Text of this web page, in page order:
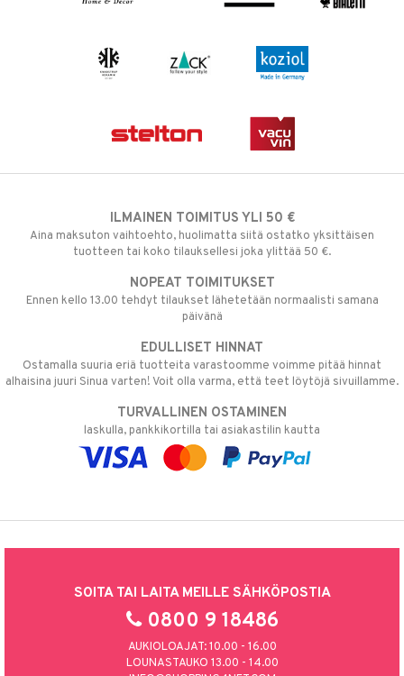
ILMAINEN TOIMITUS YLI 50 €
Aina maksuton vaihtoehto, huolimatta siitä ostatko yksittäisen
tuotteen tai koko tilauksellesi joka ylittää 50 €.
NOPEAT TOIMITUKSET
Ennen kello 13.00 tehdyt tilaukset lähetetään normaalisti samana
päivänä
EDULLISET HINNAT
Ostamalla suuria eriä tuotteita varastoomme voimme pitää hinnat
alhaisina juuri Sinua varten! Voit olla varma, että teet löytöjä sivuillamme.
TURVALLINEN OSTAMINEN
laskulla, pankkikortilla tai asiakastilin kautta
SOITA TAI LAITA MEILLE SÄHKÖPOSTIA
0800 9 18486
AUKIOLOAJAT: 10.00 - 16.00
LOUNASTAUKO 13.00 - 14.00